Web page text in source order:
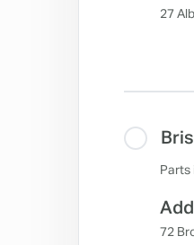
27
Parts
72